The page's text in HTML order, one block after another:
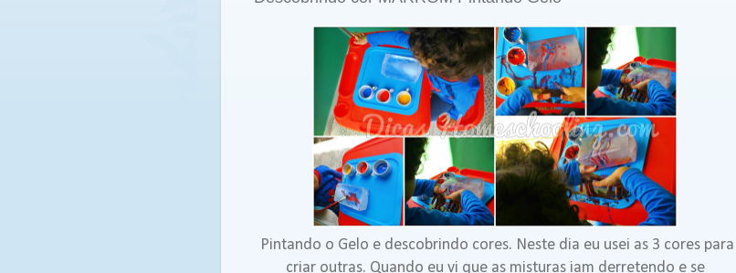
Pintando o Gelo e descobrindo cores. Neste dia eu usei as 3 cores para
criar outras. Quando eu vi que as misturas iam derretendo e se